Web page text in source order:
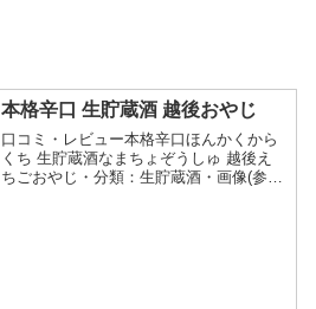
本格辛口 生貯蔵酒 越後おやじ
口コミ・レビュー本格辛口ほんかくから
くち 生貯蔵酒なまちょぞうしゅ 越後え
ちごおやじ・分類：生貯蔵酒・画像(参